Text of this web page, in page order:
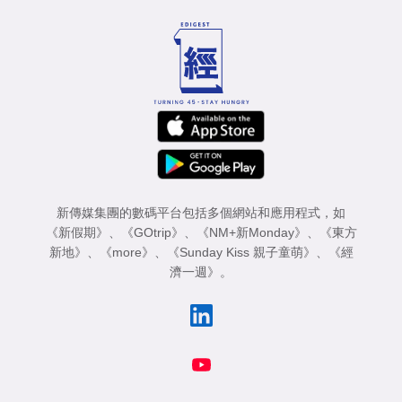
新傳媒集團的數碼平台包括多個網站和應用程式，如
《新假期》 、 《GOtrip》 、 《NM+新Monday》 、
《東方
新地》 、 《more》 、 《Sunday Kiss 親子童萌》 、
《經
濟一週》 。